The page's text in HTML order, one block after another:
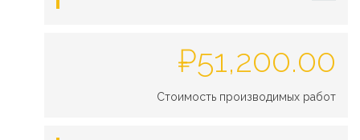
₽51,200.00
Стоимость производимых работ